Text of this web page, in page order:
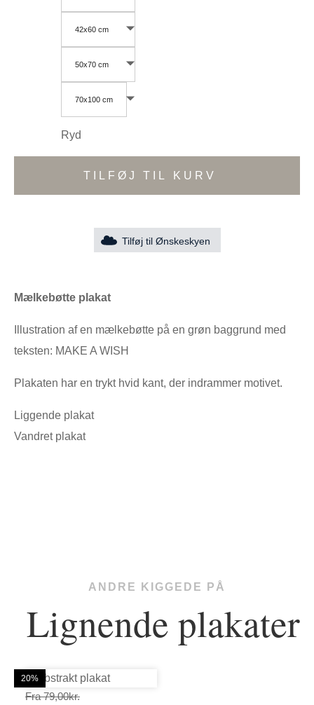
42x60 cm
50x70 cm
70x100 cm
Ryd
TILFØJ TIL KURV
Tilføj til Ønskeskyen
Mælkebøtte plakat
Illustration af en mælkebøtte på en grøn baggrund med
teksten: MAKE A WISH
Plakaten har en trykt hvid kant, der indrammer motivet.
Liggende plakat
Vandret plakat
ANDRE KIGGEDE PÅ
Lignende plakater
20%
Fra 79,00kr.Prisinterval:
20%
20%
20%
20%
20%